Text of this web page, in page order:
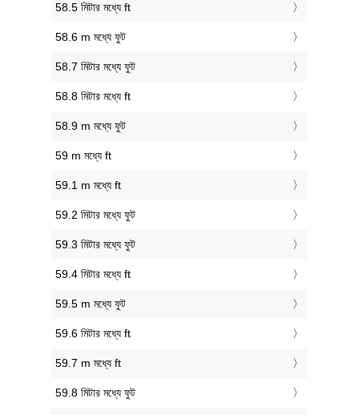
58.5 মিটার মধ্যে ft
58.6 m মধ্যে ফুট
58.7 মিটার মধ্যে ফুট
58.8 মিটার মধ্যে ft
58.9 m মধ্যে ফুট
59 m মধ্যে ft
59.1 m মধ্যে ft
59.2 মিটার মধ্যে ফুট
59.3 মিটার মধ্যে ফুট
59.4 মিটার মধ্যে ft
59.5 m মধ্যে ফুট
59.6 মিটার মধ্যে ft
59.7 m মধ্যে ft
59.8 মিটার মধ্যে ফুট